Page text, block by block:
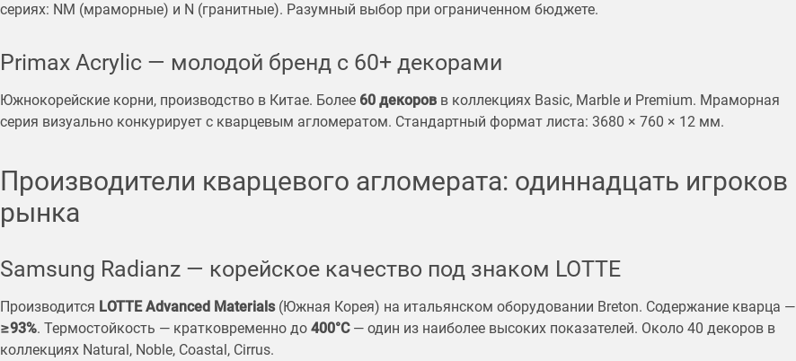
сериях: NM (мраморные) и N (гранитные). Разумный выбор при ограниченном бюджете.
Primax Acrylic — молодой бренд с 60+ декорами
Южнокорейские корни, производство в Китае. Более 60 декоров в коллекциях Basic, Marble и Premium. Мраморная
серия визуально конкурирует с кварцевым агломератом. Стандартный формат листа: 3680 × 760 × 12 мм.
Производители кварцевого агломерата: одиннадцать игроков
рынка
Samsung Radianz — корейское качество под знаком LOTTE
Производится LOTTE Advanced Materials(Южная Корея) на итальянском оборудовании Breton. Содержание кварца —
≥93%. Термостойкость — кратковременно до 400°C— один из наиболее высоких показателей. Около 40 декоров в
коллекциях Natural, Noble, Coastal, Cirrus.